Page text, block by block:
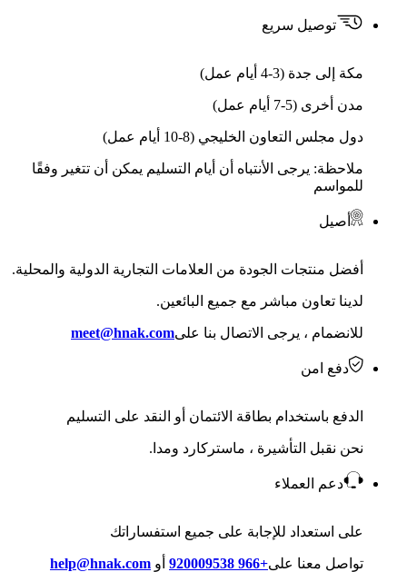
توصيل سريع
مكة إلى جدة (3-4 أيام عمل)
مدن أخرى (5-7 أيام عمل)
دول مجلس التعاون الخليجي (8-10 أيام عمل)
ملاحظة: يرجى الأنتباه أن أيام التسليم يمكن أن تتغير وفقًا
للمواسم
أصيل
أفضل منتجات الجودة من العلامات التجارية الدولية والمحلية.
لدينا تعاون مباشر مع جميع البائعين.
للانضمام ، يرجى الاتصال بنا علىmeet@hnak.com
دفع امن
الدفع باستخدام بطاقة الائتمان أو النقد على التسليم
نحن نقبل التأشيرة ، ماستركارد ومدا.
دعم العملاء
على استعداد للإجابة على جميع استفساراتك
تواصل معنا على+966 920009538 أو help@hnak.com